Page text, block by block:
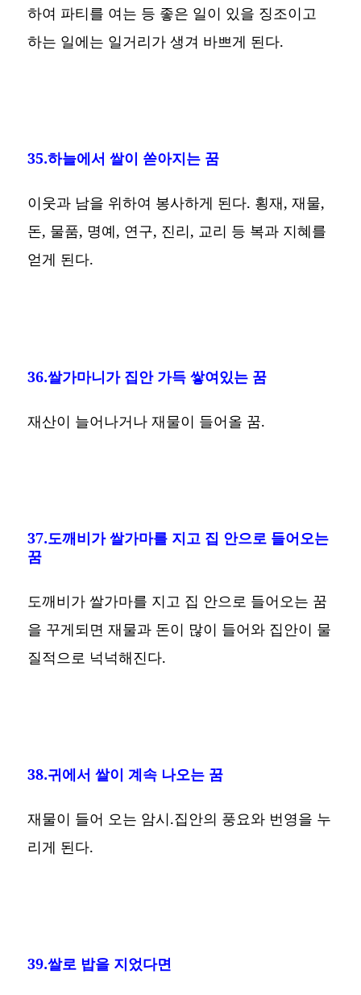
하여 파티를 여는 등 좋은 일이 있을 징조이고
하는 일에는 일거리가 생겨 바쁘게 된다.
35.하늘에서 쌀이 쏟아지는 꿈
이웃과 남을 위하여 봉사하게 된다. 횡재, 재물,
돈, 물품, 명예, 연구, 진리, 교리 등 복과 지혜를
얻게 된다.
36.쌀가마니가 집안 가득 쌓여있는 꿈
재산이 늘어나거나 재물이 들어올 꿈.
37.도깨비가 쌀가마를 지고 집 안으로 들어오는
꿈
도깨비가 쌀가마를 지고 집 안으로 들어오는 꿈
을 꾸게되면 재물과 돈이 많이 들어와 집안이 물
질적으로 넉넉해진다.
38.귀에서 쌀이 계속 나오는 꿈
재물이 들어 오는 암시.집안의 풍요와 번영을 누
리게 된다.
39.쌀로 밥을 지었다면